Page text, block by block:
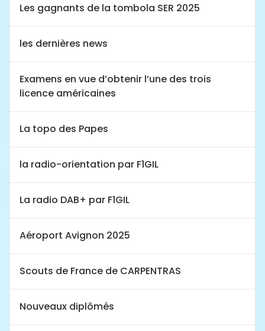
Les gagnants de la tombola SER 2025
les dernières news
Examens en vue d’obtenir l’une des trois
licence américaines
La topo des Papes
la radio-orientation par F1GIL
La radio DAB+ par F1GIL
Aéroport Avignon 2025
Scouts de France de CARPENTRAS
Nouveaux diplômés